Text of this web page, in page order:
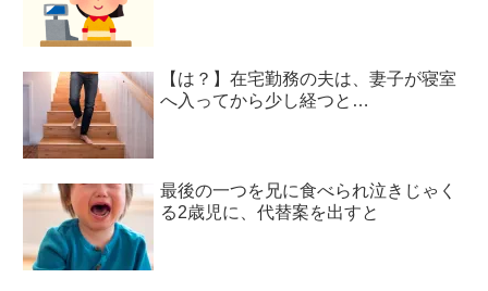
【は？】在宅勤務の夫は、妻子が寝室
へ入ってから少し経つと…
最後の一つを兄に食べられ泣きじゃく
る2歳児に、代替案を出すと